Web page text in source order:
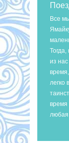
Все
из
легко
время